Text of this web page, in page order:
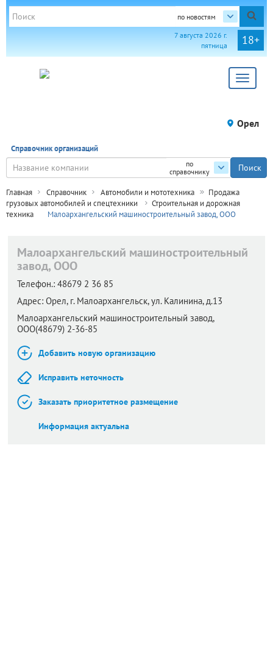
по новостям
18+
7 августа 2026 г.
пятница
Toggle
Орел
Справочник организаций
по
справочнику
Главная Справочник Автомобили и мототехника
Продажа
грузовых автомобилей и спецтехники
Строительная и дорожная
техника
Малоархангельский машиностроительный завод, ООО
Малоархангельский машиностроительный
завод, ООО
Телефон.: 48679 2 36 85
Адрес: Орел, г. Малоархангельск, ул. Калинина, д.13
Малоархангельский машиностроительный завод,
ООО(48679) 2-36-85
Добавить новую организацию
Исправить неточность
Заказать приоритетное размещение
Информация актуальна